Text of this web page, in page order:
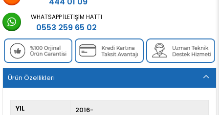
WHATSAPP İLETIŞIM HATTI
0553 259 65 02
Ürün Özellikleri
YIL
2016-